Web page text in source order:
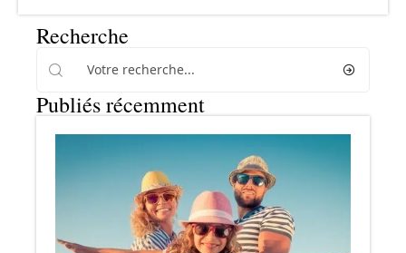
Recherche
Publiés récemment